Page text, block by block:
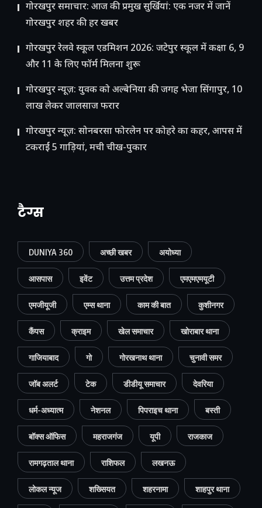
गोरखपुर समाचार: आज की प्रमुख सुर्खियां: एक नजर में जानें
गोरखपुर शहर की हर खबर
गोरखपुर रेलवे स्कूल एडमिशन 2026: जटेपुर स्कूल में कक्षा 6, 9
और 11 के लिए फॉर्म मिलना शुरू
गोरखपुर न्यूज़: युवक को अल्बेनिया की जगह भेजा सिंगापुर, 10
लाख लेकर जालसाज फरार
गोरखपुर न्यूज़: सोनबरसा फोरलेन पर कोहरे का कहर, आपस में
टकराईं 5 गाड़ियां, मची चीख-पुकार
टैग्स
DUNIYA 360 अच्छी खबर अयोध्या
आसपास इवेंट उत्तम प्रदेश एमएमएमयूटी
एमजीयूजी एम्स थाना काम की बात कुशीनगर
कैंपस क्राइम खेल समाचार खोराबार थाना
गाजियाबाद गो गोरखनाथ थाना चुनावी समर
जॉब अलर्ट टेक डीडीयू समाचार देवरिया
धर्म-अध्यात्म नेशनल पिपराइच थाना बस्ती
बॉक्स ऑफिस महराजगंज यूपी राजकाज
रामगढ़ताल थाना राशिफल लखनऊ
लोकल न्यूज शख्सियत शहरनामा शाहपुर थाना